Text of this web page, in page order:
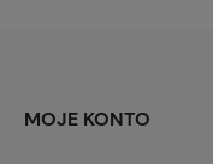
MOJE KONTO